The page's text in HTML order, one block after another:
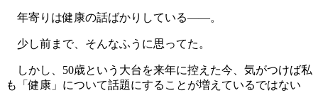
年寄りは健康の話ばかりしている――。
少し前まで、そんなふうに思ってた。
しかし、50歳という大台を来年に控えた今、気がつけば私
も「健康」について話題にすることが増えているではない